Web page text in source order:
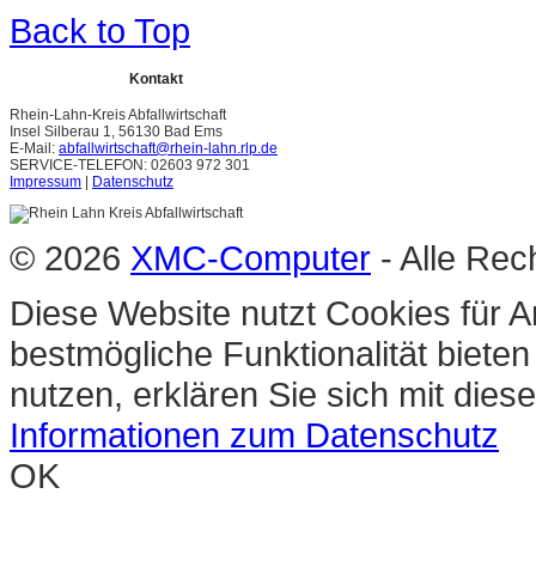
Back to Top
Kontakt
Rhein-Lahn-Kreis Abfallwirtschaft
Insel Silberau 1, 56130 Bad Ems
E-Mail: abfallwirtschaft@rhein-lahn.rlp.de
SERVICE-TELEFON: 02603 972 301
Impressum
Datenschutz
© 2026 XMC-Computer - Alle
Diese Website nutzt Cookies für
bestmögliche Funktionalität
nutzen, erklären Sie sich mit
Informationen zum Datenschutz
OK